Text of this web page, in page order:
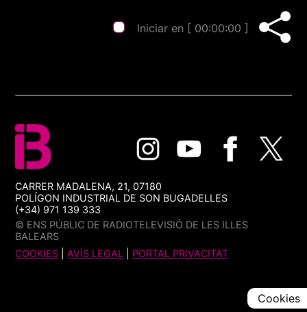
Iniciar en [ 00:00:00 ]
CARRER MADALENA, 21, 07180
POLÍGON INDUSTRIAL DE SON BUGADELLES
(+34) 971 139 333
© ENS PÚBLIC DE RADIOTELEVISIÓ DE LES ILLES
BALEARS
COOKIES |AVÍS LEGAL PORTAL PRIVACITAT
Cookies